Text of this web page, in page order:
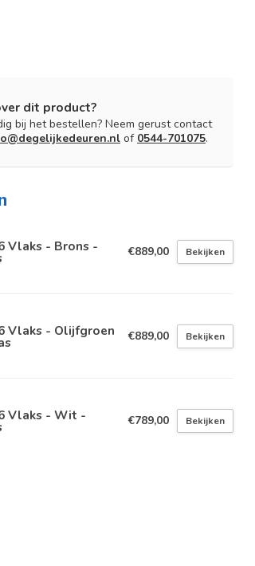
dit product?
bij het bestellen? Neem gerust contact
of 0544-701075.
Vlaks - Brons - €889,00 Bekijken
Vlaks - Olijfgroen €889,00 Bekijken
Vlaks - Wit - €789,00 Bekijken